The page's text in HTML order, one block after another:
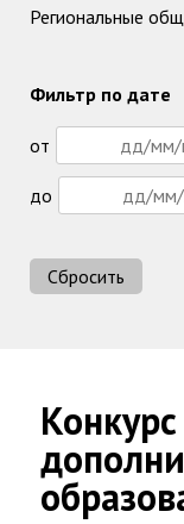
Региональные
Фильтр по дате
от
до
Сбросить